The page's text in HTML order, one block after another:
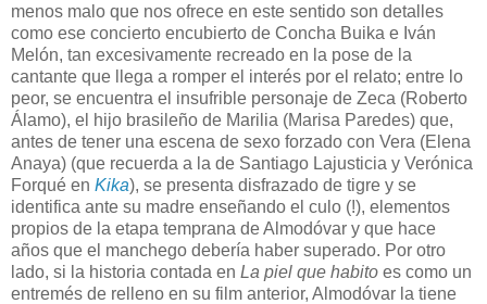
menos malo que nos ofrece en este sentido son detalles
como ese concierto encubierto de Concha Buika e Iván
Melón, tan excesivamente recreado en la pose de la
cantante que llega a romper el interés por el relato; entre lo
peor, se encuentra el insufrible personaje de Zeca (Roberto
Álamo), el hijo brasileño de Marilia (Marisa Paredes) que,
antes de tener una escena de sexo forzado con Vera (Elena
Anaya) (que recuerda a la de Santiago Lajusticia y Verónica
Forqué en Kika), se presenta disfrazado de tigre y se
identifica ante su madre enseñando el culo (!), elementos
propios de la etapa temprana de Almodóvar y que hace
años que el manchego debería haber superado. Por otro
lado, si la historia contada en La piel que habito es como un
entremés de relleno en su film anterior, Almodóvar la tiene